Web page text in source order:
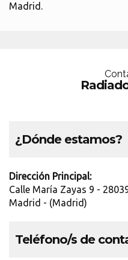
Madrid.
¿Dónde estamos?
Dirección Principal:
Calle María Zayas 9 -
Madrid - (Madrid)
Teléfono/s de